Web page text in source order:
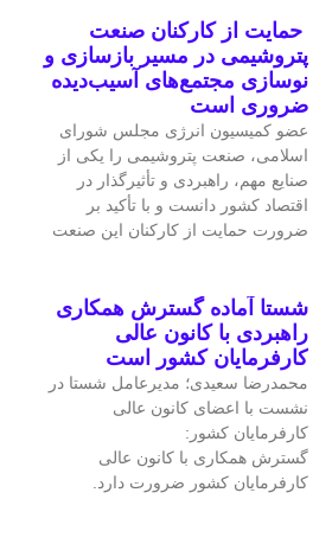
حمایت از کارکنان صنعت
پتروشیمی در مسیر بازسازی و
نوسازی مجتمع‌های آسیب‌دیده
ضروری است
عضو کمیسیون انرژی مجلس شورای
اسلامی، صنعت پتروشیمی را یکی از
صنایع مهم، راهبردی و تأثیرگذار در
اقتصاد کشور دانست و با تأکید بر
ضرورت حمایت از کارکنان این صنعت
شستا آماده گسترش همکاری
راهبردی با کانون عالی
کارفرمایان کشور است
محمدرضا سعیدی؛ مدیرعامل شستا در
نشست با اعضای کانون عالی
کارفرمایان کشور:
گسترش همکاری با کانون عالی
کارفرمایان کشور ضرورت دارد.